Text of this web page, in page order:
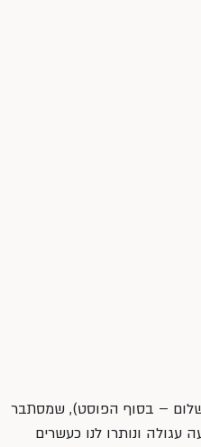
– בסוף הפוסט), שמסתבר
עגולה ונותרו לנו כעשרים